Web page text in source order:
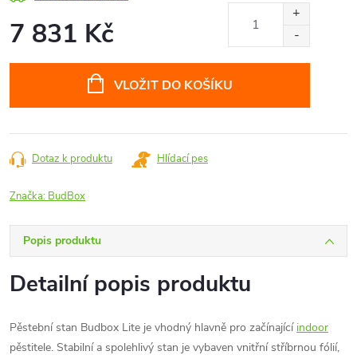
7 831 Kč
VLOŽIT DO KOŠÍKU
Dotaz k produktu Hlídací pes
Značka: BudBox
Popis produktu
Detailní popis produktu
Pěstební stan Budbox Lite je vhodný hlavně pro začínající indoor
pěstitele. Stabilní a spolehlivý stan je vybaven vnitřní stříbrnou fólií,